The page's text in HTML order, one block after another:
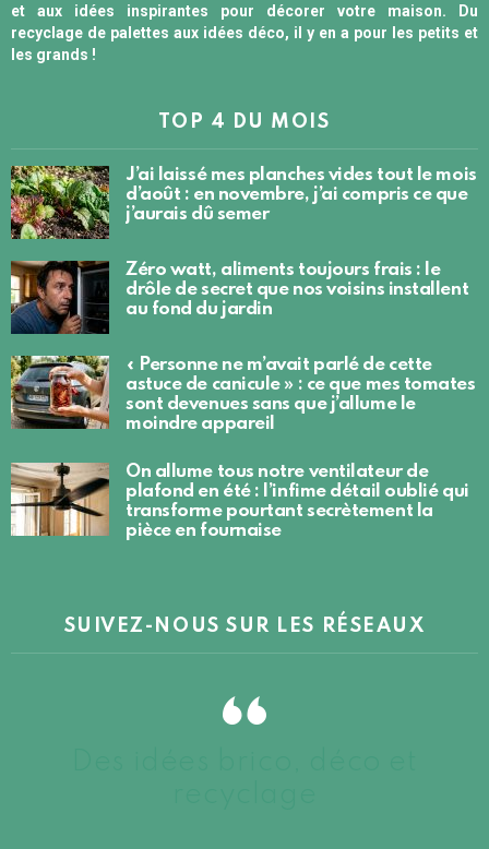
et aux idées inspirantes pour décorer votre maison. Du
recyclage de palettes aux idées déco, il y en a pour les petits et
les grands !
TOP 4 DU MOIS
J’ai laissé mes planches vides tout le mois
d’août : en novembre, j’ai compris ce que
j’aurais dû semer
Zéro watt, aliments toujours frais : le
drôle de secret que nos voisins installent
au fond du jardin
« Personne ne m’avait parlé de cette
astuce de canicule » : ce que mes tomates
sont devenues sans que j’allume le
moindre appareil
On allume tous notre ventilateur de
plafond en été : l’infime détail oublié qui
transforme pourtant secrètement la
pièce en fournaise
SUIVEZ-NOUS SUR LES RÉSEAUX